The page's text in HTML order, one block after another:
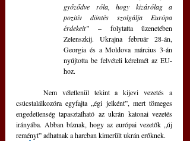
győződve róla, hogy kizárólag a
pozitív döntés szolgálja Európa
érdekeit” – folytatta üzenetében
Zelenszkij. Ukrajna február 28-án,
Georgia és a Moldova március 3-án
nyújtotta be felvételi kérelmét az EU-
hoz.
csúcstalálkozóra egyfajta „égi jelként”, mert tömeges
engedetlenség tapasztalható az ukrán katonai vezetés
irányába. Abban bíznak, hogy az európai vezetők „új
reményt” adhatnak a harcban kimerült ukrán erőknek.